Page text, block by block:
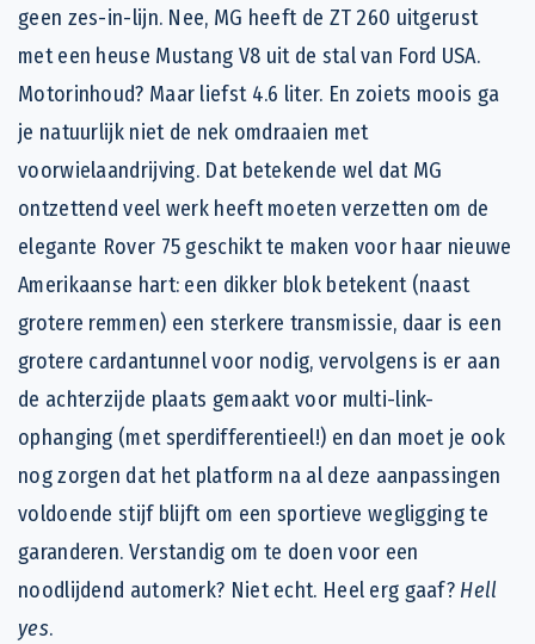
geen zes-in-lijn. Nee, MG heeft de ZT 260 uitgerust
met een heuse Mustang V8 uit de stal van Ford USA.
Motorinhoud? Maar liefst 4.6 liter. En zoiets moois ga
je natuurlijk niet de nek omdraaien met
voorwielaandrijving. Dat betekende wel dat MG
ontzettend veel werk heeft moeten verzetten om de
elegante Rover 75 geschikt te maken voor haar nieuwe
Amerikaanse hart: een dikker blok betekent (naast
grotere remmen) een sterkere transmissie, daar is een
grotere cardantunnel voor nodig, vervolgens is er aan
de achterzijde plaats gemaakt voor multi-link-
ophanging (met sperdifferentieel!) en dan moet je ook
nog zorgen dat het platform na al deze aanpassingen
voldoende stijf blijft om een sportieve wegligging te
garanderen. Verstandig om te doen voor een
noodlijdend automerk? Niet echt. Heel erg gaaf? Hell
yes.